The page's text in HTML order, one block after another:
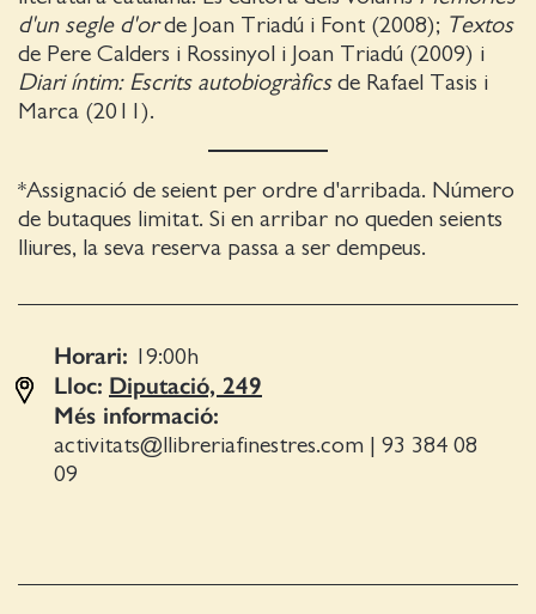
d'un segle d'orde Joan Triadú i Font (2008); Textos
de Pere Calders i Rossinyol i Joan Triadú (2009) i
Diari íntim: Escrits autobiogràficsde Rafael Tasis i
Marca (2011).
*Assignació de seient per ordre d'arribada. Número
de butaques limitat. Si en arribar no queden seients
lliures, la seva reserva passa a ser dempeus.
Horari: 19:00 h
Lloc: Diputació, 249
Més informació:
activitats@llibreriafinestres.com
93 384 08
09